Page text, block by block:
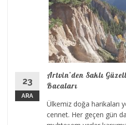
23
ARA
Artvin’den Saklı
Bacaları
Ülkemiz doğa harikaları
cennet. Her geçen gün